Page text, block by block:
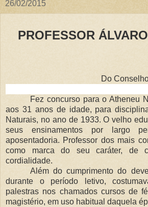
26/02/2015
PROFESSOR
Do
Fez concurso para o Atheneu
aos 31 anos de idade, para
Naturais, no ano de 1933. O velho
seus ensinamentos por largo
aposentadoria. Professor dos mais
como marca do seu caráter, de
cordialidade.
Além do cumprimento do
durante o período letivo,
palestras nos chamados cursos de
magistério, em uso habitual daquela